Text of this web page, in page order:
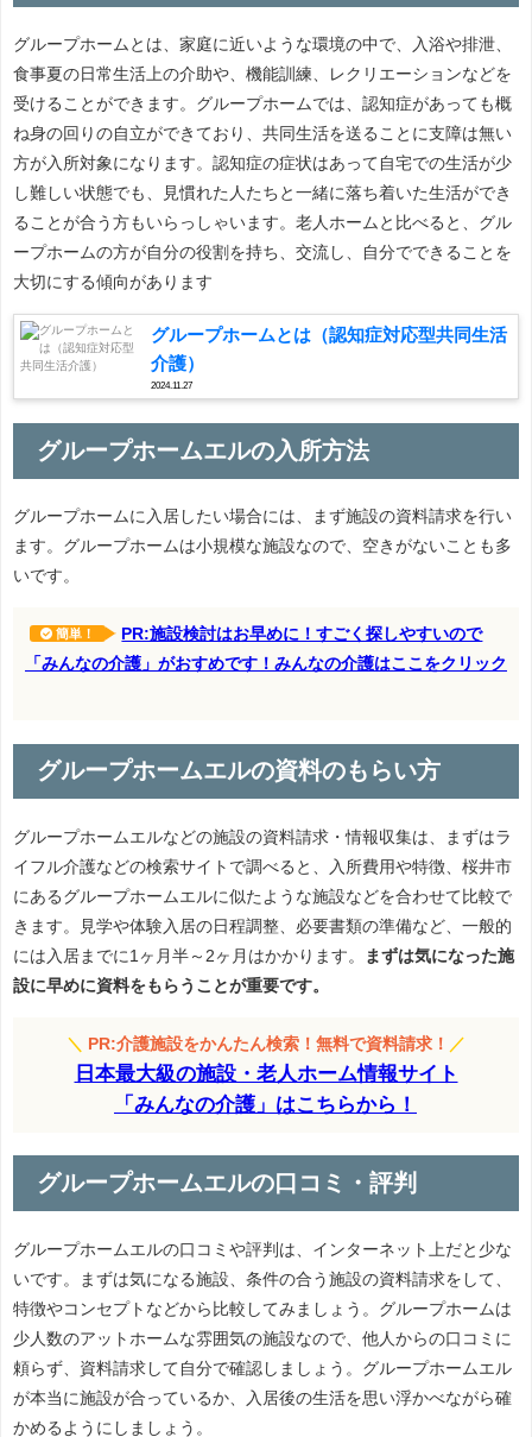
グループホームとは、家庭に近いような環境の中で、入浴や排泄、
食事夏の日常生活上の介助や、機能訓練、レクリエーションなどを
受けることができます。グループホームでは、認知症があっても概
ね身の回りの自立ができており、共同生活を送ることに支障は無い
方が入所対象になります。認知症の症状はあって自宅での生活が少
し難しい状態でも、見慣れた人たちと一緒に落ち着いた生活ができ
ることが合う方もいらっしゃいます。老人ホームと比べると、グル
ープホームの方が自分の役割を持ち、交流し、自分でできることを
大切にする傾向があります
グループホームとは（認知症対応型共同生活
介護）
2024.11.27
グループホームエルの入所方法
グループホームに入居したい場合には、まず施設の資料請求を行い
ます。グループホームは小規模な施設なので、空きがないことも多
いです。
簡単！
PR:施設検討はお早めに！すごく探しやすいので
「みんなの介護」がおすめです！みんなの介護はここをクリック
グループホームエルの資料のもらい方
グループホームエルなどの施設の資料請求・情報収集は、まずはラ
イフル介護などの検索サイトで調べると、入所費用や特徴、桜井市
にあるグループホームエルに似たような施設などを合わせて比較で
きます。見学や体験入居の日程調整、必要書類の準備など、一般的
には入居までに1ヶ月半～2ヶ月はかかります。
まずは気になった施
設に早めに資料をもらうことが重要です。
＼ PR:介護施設をかんたん検索！無料で資料請求！ ／
日本最大級の施設・老人ホーム情報サイト
「みんなの介護」はこちらから！
グループホームエルの口コミ・評判
グループホームエルの口コミや評判は、インターネット上だと少な
いです。まずは気になる施設、条件の合う施設の資料請求をして、
特徴やコンセプトなどから比較してみましょう。グループホームは
少人数のアットホームな雰囲気の施設なので、他人からの口コミに
頼らず、資料請求して自分で確認しましょう。グループホームエル
が本当に施設が合っているか、入居後の生活を思い浮かべながら確
かめるようにしましょう。